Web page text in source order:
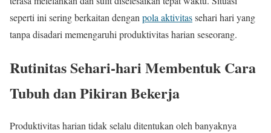
seperti ini sering berkaitan dengan pola aktivitassehari hari yang
tanpa disadari memengaruhi produktivitas harian seseorang.
Rutinitas Sehari-hari Membentuk Cara
Tubuh dan Pikiran Bekerja
Produktivitas harian tidak selalu ditentukan oleh banyaknya